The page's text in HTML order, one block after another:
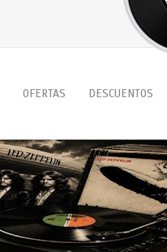
OFERTAS DESCUENTOS